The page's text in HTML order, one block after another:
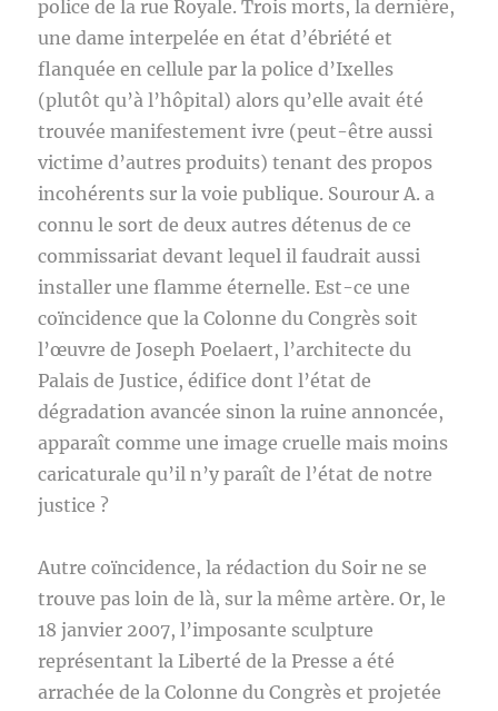
police de la rue Royale. Trois morts, la dernière,
une dame interpelée en état d’ébriété et
flanquée en cellule par la police d’Ixelles
(plutôt qu’à l’hôpital) alors qu’elle avait été
trouvée manifestement ivre (peut-être aussi
victime d’autres produits) tenant des propos
incohérents sur la voie publique. Sourour A. a
connu le sort de deux autres détenus de ce
commissariat devant lequel il faudrait aussi
installer une flamme éternelle. Est-ce une
coïncidence que la Colonne du Congrès soit
l’œuvre de Joseph Poelaert, l’architecte du
Palais de Justice, édifice dont l’état de
dégradation avancée sinon la ruine annoncée,
apparaît comme une image cruelle mais moins
caricaturale qu’il n’y paraît de l’état de notre
justice ?
Autre coïncidence, la rédaction du Soir ne se
trouve pas loin de là, sur la même artère. Or, le
18 janvier 2007, l’imposante sculpture
représentant la Liberté de la Presse a été
arrachée de la Colonne du Congrès et projetée